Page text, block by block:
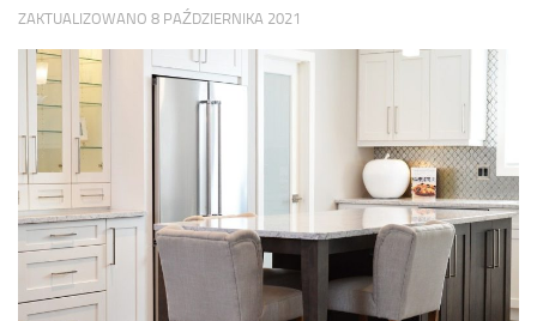
ZAKTUALIZOWANO 8 PAŹDZIERNIKA 2021